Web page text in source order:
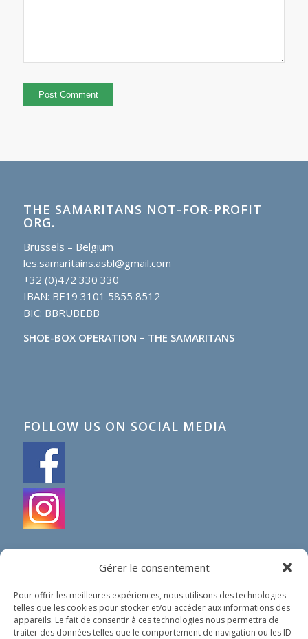
Gérer le consentement
Pour offrir les meilleures expériences, nous utilisons des technologies
telles que les cookies pour stocker et/ou accéder aux informations des
appareils. Le fait de consentir à ces technologies nous permettra de
traiter des données telles que le comportement de navigation ou les ID
THE SAMARITANS NOT-FOR-PROFIT
ORG.
Brussels – Belgium
les.samaritains.asbl@gmail.com
+32 (0)472 330 330
IBAN: BE19 3101 5855 8512
BIC: BBRUBEBB
SHOE-BOX OPERATION – THE SAMARITANS
FOLLOW US ON SOCIAL MEDIA
IN SHORT